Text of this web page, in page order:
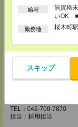
給与
無資格
いOK ■
以上
勤務地 桜木町
スキップ
柏支店
千葉県柏市柏1-2-38 さ
TEL：04-7165-8074
津田沼支店
TEL：047-470-5372
担当：採用担当
TEL：042-700-7870
担当：採用担当